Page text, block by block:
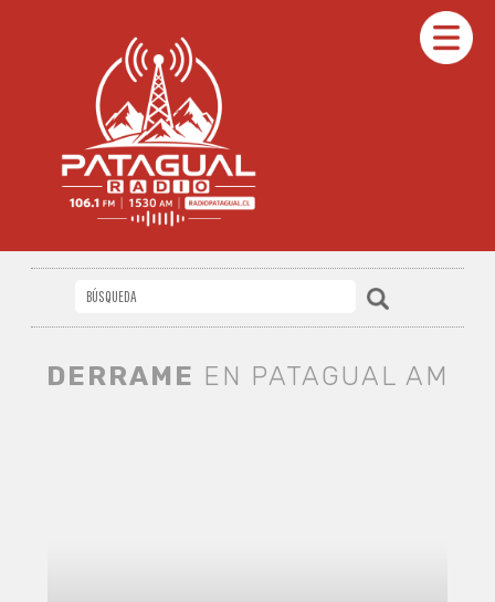
DERRAME EN PATAGUAL AM